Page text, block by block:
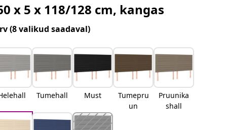
x 5 x 118/128 cm, kangas
(8 valikud saadaval)
Tumehall Must
Tumepru
un
Pruunika
shall